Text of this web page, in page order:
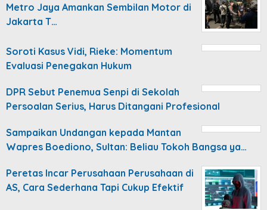
Metro Jaya Amankan Sembilan Motor di
Jakarta T…
Soroti Kasus Vidi, Rieke: Momentum
Evaluasi Penegakan Hukum
DPR Sebut Penemua Senpi di Sekolah
Persoalan Serius, Harus Ditangani Profesional
Sampaikan Undangan kepada Mantan
Wapres Boediono, Sultan: Beliau Tokoh Bangsa ya…
Peretas Incar Perusahaan Perusahaan di
AS, Cara Sederhana Tapi Cukup Efektif